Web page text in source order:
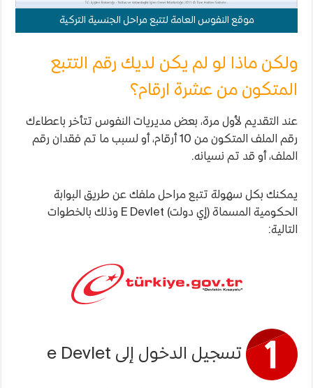
موقع النفوس العامة لتتبع مراحل الجنسية التركية
ولكن ماذا لو لم يكن لديك رقم التتبع
المتكون من عشرة ارقام؟
عند التقديم لأول مرة، بعض مديريات النفوس تتأخر باعطاءك
رقم الملف المتكون من 10 أرقام، أو لسبب ما تم فقدان رقم
الملف، أو قد تم نسيانه.
يمكنك بكل سهولة تتبع مراحل ملفك عن طريق البوابة
الحكومية المسماة (إي دولت) E Devlet وذلك بالخطوات
التالية:
تسجيل الدخول إلى e Devlet